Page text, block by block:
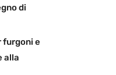
di
furgoni e
alla